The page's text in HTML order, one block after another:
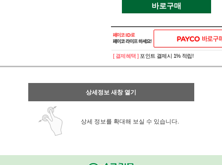
바로구매
[ 결제혜택 ] 포인트 결제시 1% 적립!
상세정보 새창 열기
상세 정보를 확대해 보실 수 있습니다.